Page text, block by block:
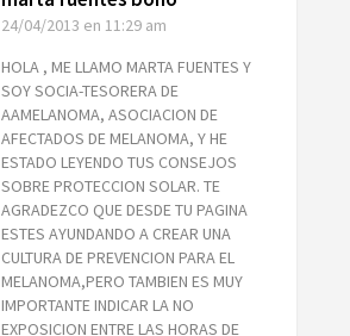
24/04/2013 en 11:29 am
HOLA , ME LLAMO MARTA FUENTES Y
SOY SOCIA-TESORERA DE
AAMELANOMA, ASOCIACION DE
AFECTADOS DE MELANOMA, Y HE
ESTADO LEYENDO TUS CONSEJOS
SOBRE PROTECCION SOLAR. TE
AGRADEZCO QUE DESDE TU PAGINA
ESTES AYUNDANDO A CREAR UNA
CULTURA DE PREVENCION PARA EL
MELANOMA,PERO TAMBIEN ES MUY
IMPORTANTE INDICAR LA NO
EXPOSICION ENTRE LAS HORAS DE